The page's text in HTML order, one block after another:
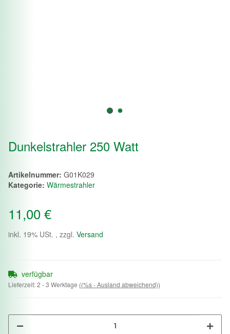
Dunkelstrahler 250 Watt
Artikelnummer: G01K029
Kategorie: Wärmestrahler
11,00 €
inkl. 19% USt. , zzgl. Versand
verfügbar
Lieferzeit:2 - 3 Werktage ((%s - Ausland abweichend))